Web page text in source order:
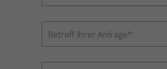
Betreff Ihrer Anfrage*: